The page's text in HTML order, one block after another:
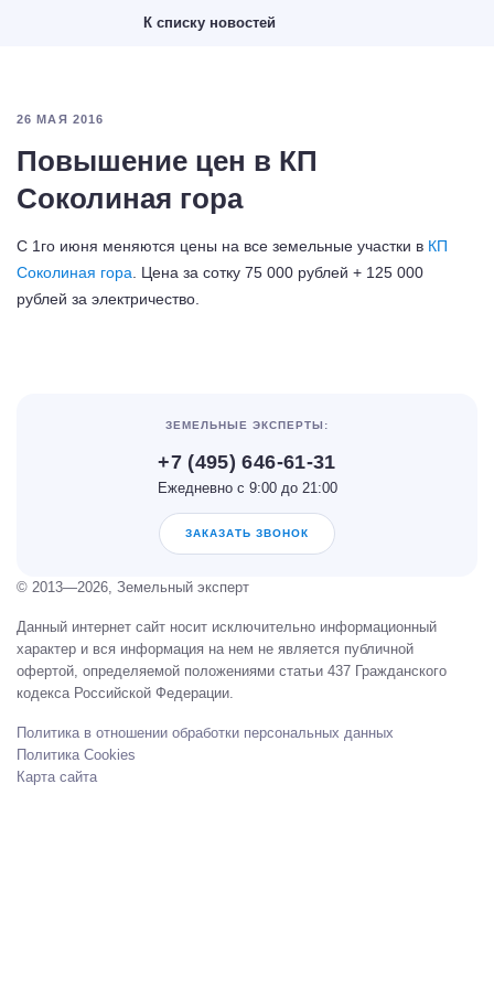
К списку новостей
26 МАЯ 2016
Повышение цен в КП
Соколиная гора
С 1го июня меняются цены на все земельные участки в КП
Соколиная гора . Цена за сотку 75 000 рублей + 125 000
рублей за электричество.
© 2013—2026, Земельный эксперт
Данный интернет сайт носит исключительно информационный
характер и вся информация на нем не является публичной
офертой, определяемой положениями статьи 437 Гражданского
кодекса Российской Федерации.
Политика в отношении обработки персональных данных
Политика Cookies
Карта сайта
ЗЕМЕЛЬНЫЕ ЭКСПЕРТЫ:
+7 (495) 646-61-31
Ежедневно с 9:00 до 21:00
ЗАКАЗАТЬ ЗВОНОК